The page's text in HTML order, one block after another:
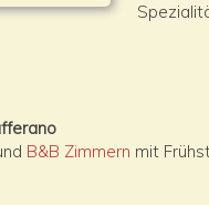
B&B Zimmern mit